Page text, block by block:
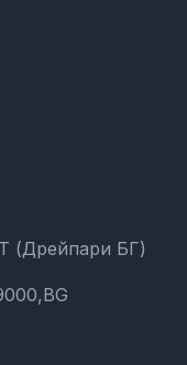
(Дрейпари БГ)